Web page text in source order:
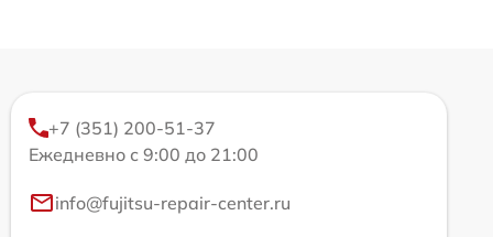
+7 (351) 200-51-37
Ежедневно с 9:00 до 21:00
info@fujitsu-repair-center.ru